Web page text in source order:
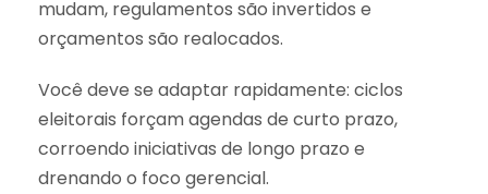
mudam, regulamentos são invertidos e
orçamentos são realocados.
Você deve se adaptar rapidamente: ciclos
eleitorais forçam agendas de curto prazo,
corroendo iniciativas de longo prazo e
drenando o foco gerencial.